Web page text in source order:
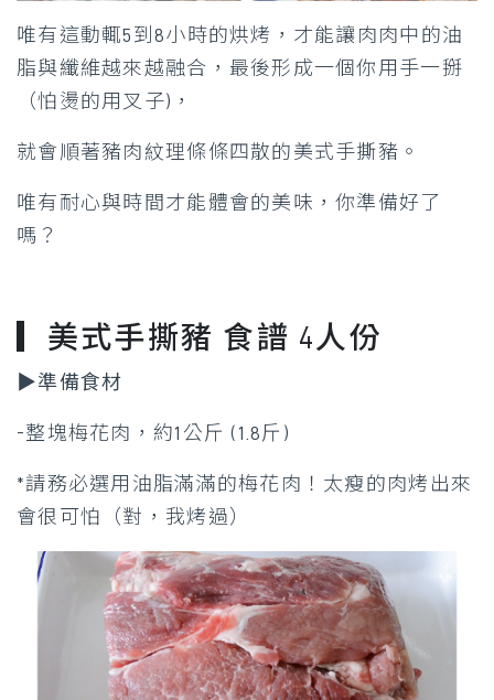
唯有這動輒5到8小時的烘烤，才能讓肉肉中的油
脂與纖維越來越融合，最後形成一個你用手一掰
（怕燙的用叉子)，
就會順著豬肉紋理條條四散的美式手撕豬。
唯有耐心與時間才能體會的美味，你準備好了
嗎？
美式手撕豬 食譜 4人份
▶準備食材
-整塊梅花肉，約1公斤 (1.8斤)
*請務必選用油脂滿滿的梅花肉！太瘦的肉烤出來
會很可怕（對，我烤過）